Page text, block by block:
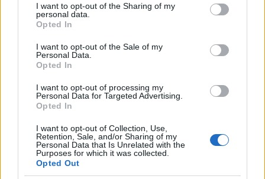
not limited to your visit or usage behaviour. You may click to
grant or deny consent to Google and its third-party tags to
use your data for below specified purposes in below Google
consent section.
I want to opt-out of the Sharing of my
personal data.
Opted In
I want to opt-out of the Sale of my
Personal Data.
Opted In
I want to opt-out of processing my
Personal Data for Targeted Advertising.
Opted In
I want to opt-out of Collection, Use,
Retention, Sale, and/or Sharing of my
Personal Data that Is Unrelated with the
Purposes for which it was collected.
Opted Out
Το FIAT 500 Hybrid τώρα
συνεχίζουν μαζί: Ανανέωση
της συνεργασίας τους μέχρι